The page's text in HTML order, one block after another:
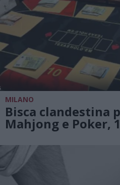
MILANO
Bisca clandestina
Mahjong e Poker,